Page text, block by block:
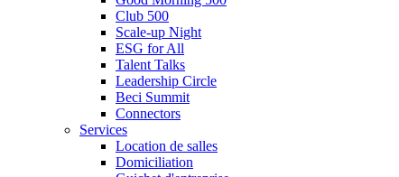
Club 500
Scale-up Night
ESG for All
Talent Talks
Leadership Circle
Beci Summit
Connectors
Services
Location de salles
Domiciliation